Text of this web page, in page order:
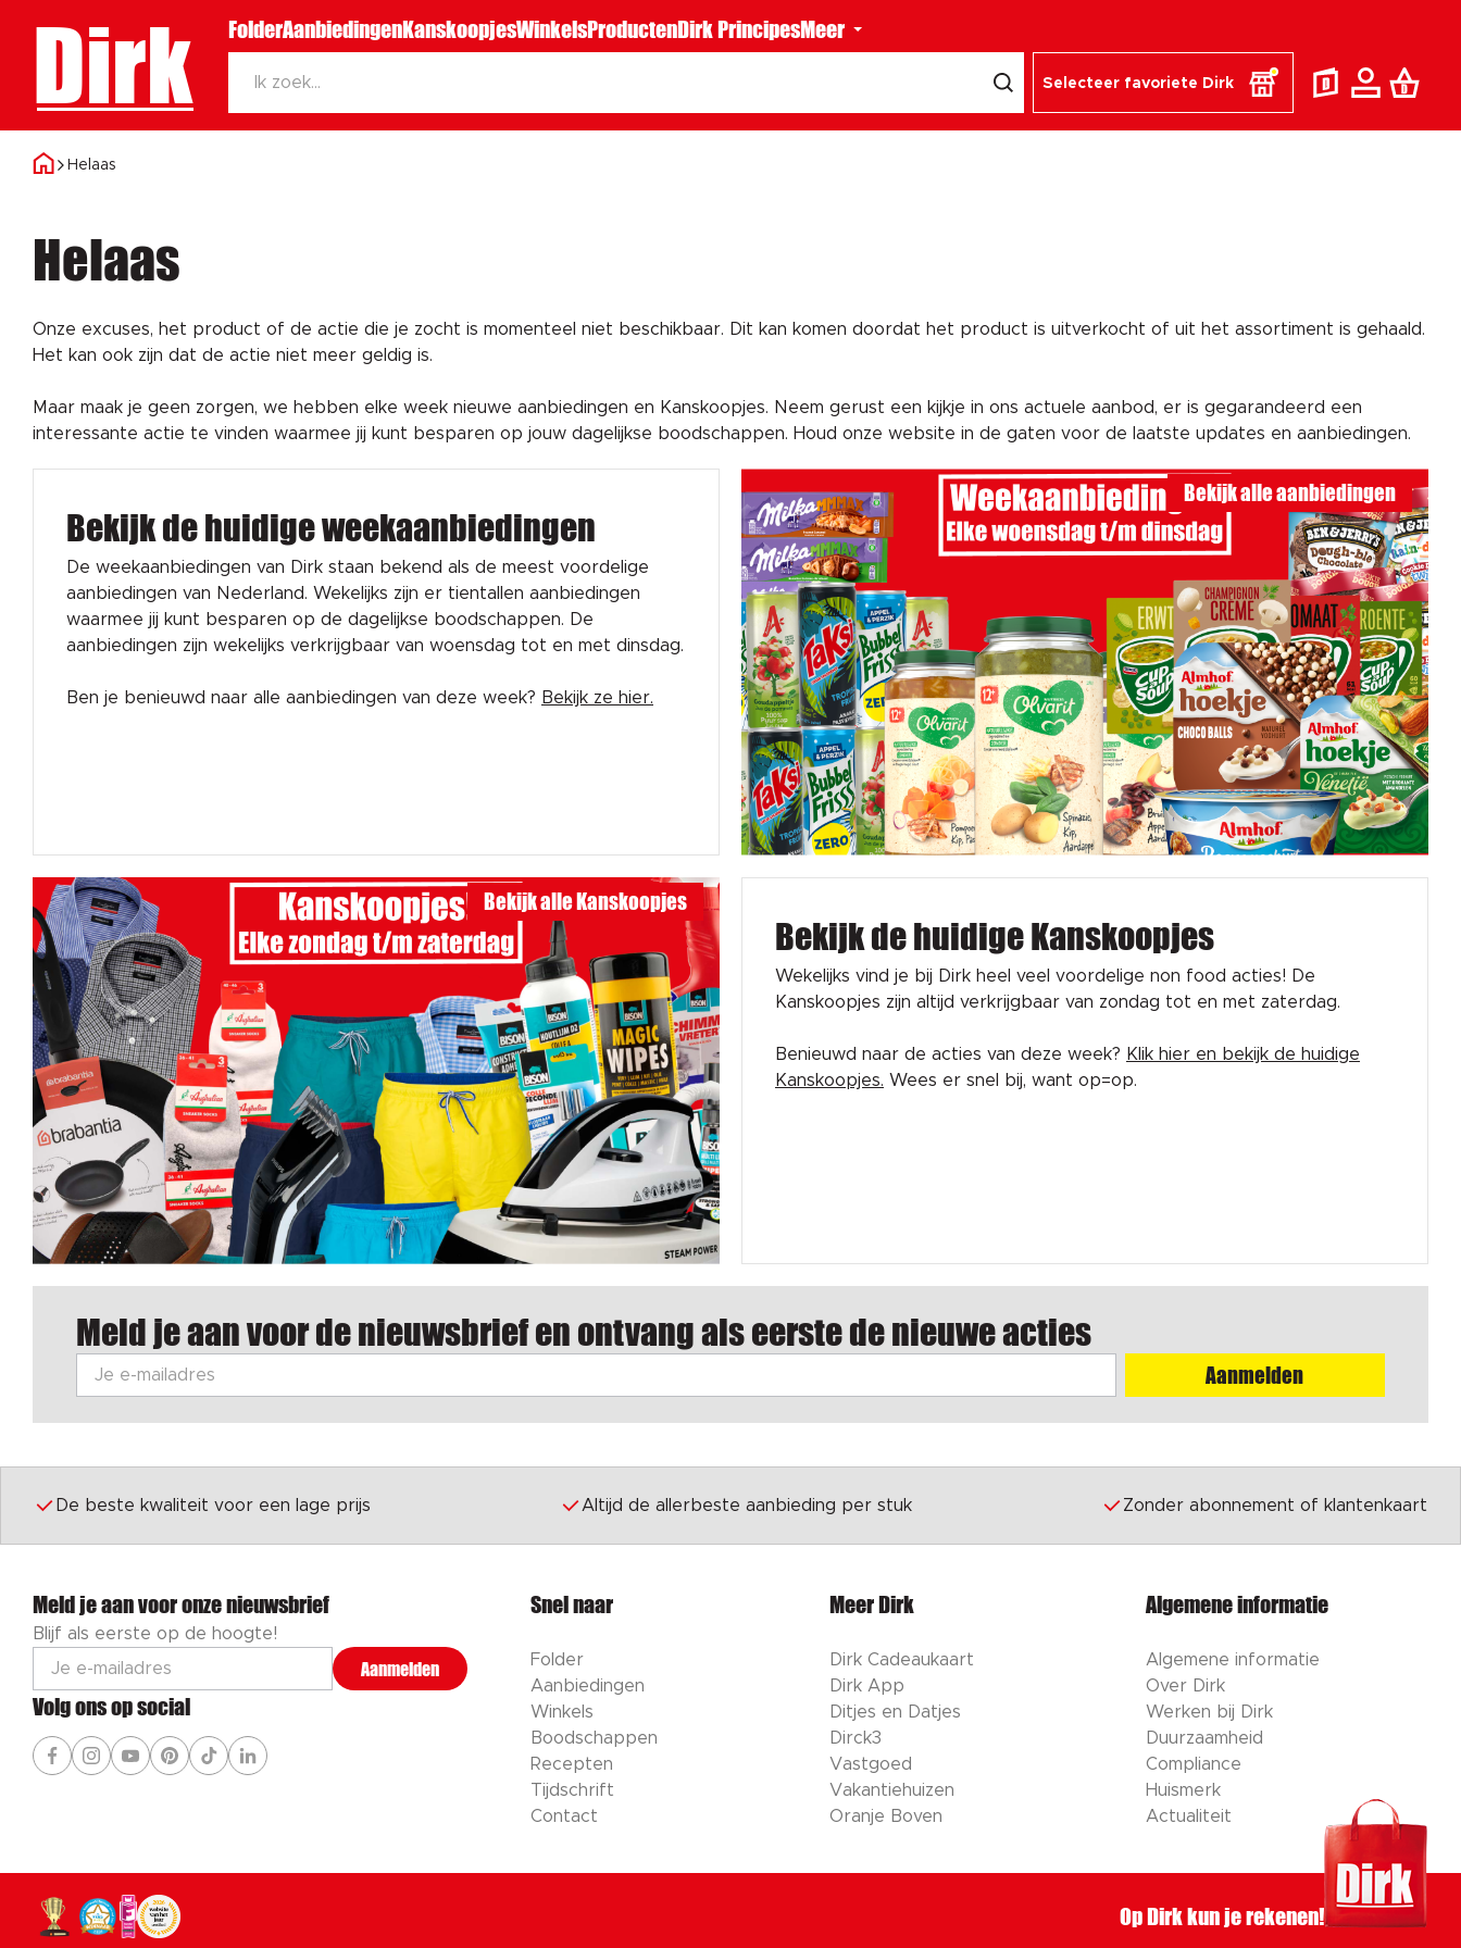
Dirk FolderAanbiedingenKanskoopjesWinkelsProductenDirk PrincipesMeer
Selecteer favoriete Dirk
Helaas
Helaas
Onze excuses, het product of de actie die je zocht is momenteel niet beschikbaar. Dit kan komen doordat het product is uitverkocht of uit het assortiment is gehaald.
Het kan ook zijn dat de actie niet meer geldig is.
Maar maak je geen zorgen, we hebben elke week nieuwe aanbiedingen en Kanskoopjes. Neem gerust een kijkje in ons actuele aanbod, er is gegarandeerd een
interessante actie te vinden waarmee jij kunt besparen op jouw dagelijkse boodschappen. Houd onze website in de gaten voor de laatste updates en aanbiedingen.
Bekijk de huidige weekaanbiedingen
De weekaanbiedingen van Dirk staan bekend als de meest voordelige
aanbiedingen van Nederland. Wekelijks zijn er tientallen aanbiedingen
waarmee jij kunt besparen op de dagelijkse boodschappen. De
aanbiedingen zijn wekelijks verkrijgbaar van woensdag tot en met dinsdag.
Ben je benieuwd naar alle aanbiedingen van deze week? Bekijk ze hier.
Bekijk alle aanbiedingen
Bekijk alle Kanskoopjes
Bekijk de huidige Kanskoopjes
Wekelijks vind je bij Dirk heel veel voordelige non food acties! De
Kanskoopjes zijn altijd verkrijgbaar van zondag tot en met zaterdag.
Benieuwd naar de acties van deze week? Klik hier en bekijk de huidige
Kanskoopjes. Wees er snel bij, want op=op.
Meld je aan voor de nieuwsbrief en ontvang als eerste de nieuwe acties
Aanmelden
De beste kwaliteit voor een lage prijs Altijd de allerbeste aanbieding per stuk Zonder abonnement of klantenkaart
Meld je aan voor onze nieuwsbrief
Blijf als eerste op de hoogte!
Aanmelden
Volg ons op social
Snel naar
Folder
Aanbiedingen
Winkels
Boodschappen
Recepten
Tijdschrift
Contact
Meer Dirk
Dirk Cadeaukaart
Dirk App
Ditjes en Datjes
Dirck3
Vastgoed
Vakantiehuizen
Oranje Boven
Algemene informatie
Algemene informatie
Over Dirk
Werken bij Dirk
Duurzaamheid
Compliance
Huismerk
Actualiteit
Op Dirk kun je rekenen!